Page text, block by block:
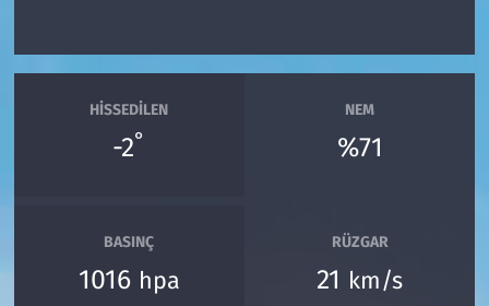
HISSEDILEN
-2°
NEM
%71
BASINÇ
1016 hpa
RÜZGAR
21 km/s